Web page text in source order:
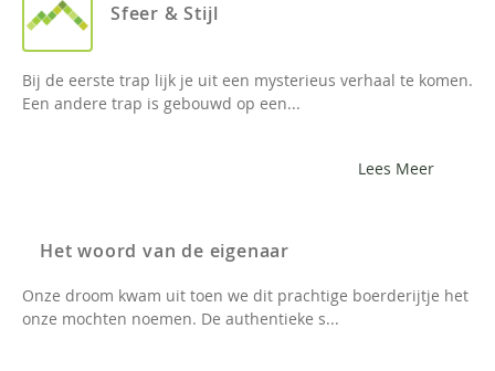
Sfeer & Stijl
Bij de eerste trap lijk je uit een mysterieus verhaal te komen.
Een andere trap is gebouwd op een...
Lees Meer
Het woord van de eigenaar
Onze droom kwam uit toen we dit prachtige boerderijtje het
onze mochten noemen. De authentieke s...